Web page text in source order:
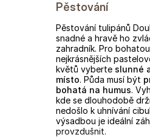
Pěstování
Pěstování tulipánů
snadné a hravě ho
zahradník. Pro
nejkrásnějších
květů vyberte slunné
místo. Půda musí být
bohatá na humus.
kde se dlouhodobě
nedošlo k uhnívání
výsadbou je ideální
provzdušnit.